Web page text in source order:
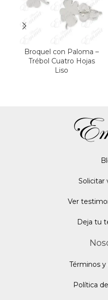
Broquel con Paloma –
Trébol Cuatro Hojas
Liso
Solicitar
Ver
Deja tu
Términos
Política